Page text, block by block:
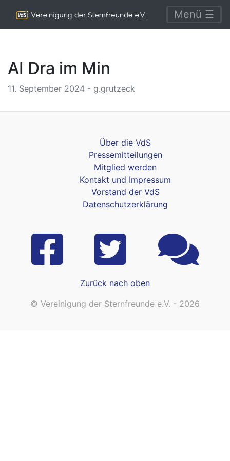
Menü ☰
AI Dra im Min
11. September 2024 - g.grutzeck
Über die VdS
Pressemitteilungen
Mitglied werden
Kontakt und Impressum
Vorstand der VdS
Datenschutzerklärung
Zurück nach oben
© Vereinigung der Sternfreunde e.V. - 2026